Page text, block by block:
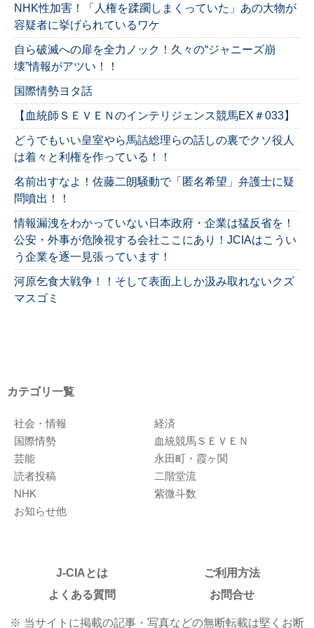
NHK性加害！「人権を蹂躙しまくっていた」あの大物が
容疑者に挙げられているワケ
自ら破滅への扉を全力ノック！久々の“ジャニーズ崩
壊”情報がアツい！！
国際情勢ヨタ話
【血統師ＳＥＶＥＮのインテリジェンス競馬EX＃033】
どうでもいい皇室やら馬詰総理らの話しの裏でクソ役人
は着々と利権を作っている！！
名前出すなよ！佐藤二朗騒動で「匿名希望」弁護士に疑
問噴出！！
情報漏洩をわかっていない日本政府・企業は猛反省を！
公安・外事が危険視する会社ここにあり！JCIAはこうい
う企業を逐一見張っています！
河原乞食大戦争！！そして表面上しか汲み取れないクズ
マスゴミ
カテゴリ一覧
社会・情報
経済
国際情勢
血統競馬ＳＥＶＥＮ
芸能
永田町・霞ヶ関
読者投稿
二階堂流
NHK
紫微斗数
お知らせ他
J-CIAとは
ご利用方法
よくある質問
お問合せ
※ 当サイトに掲載の記事・写真などの無断転載は堅くお断